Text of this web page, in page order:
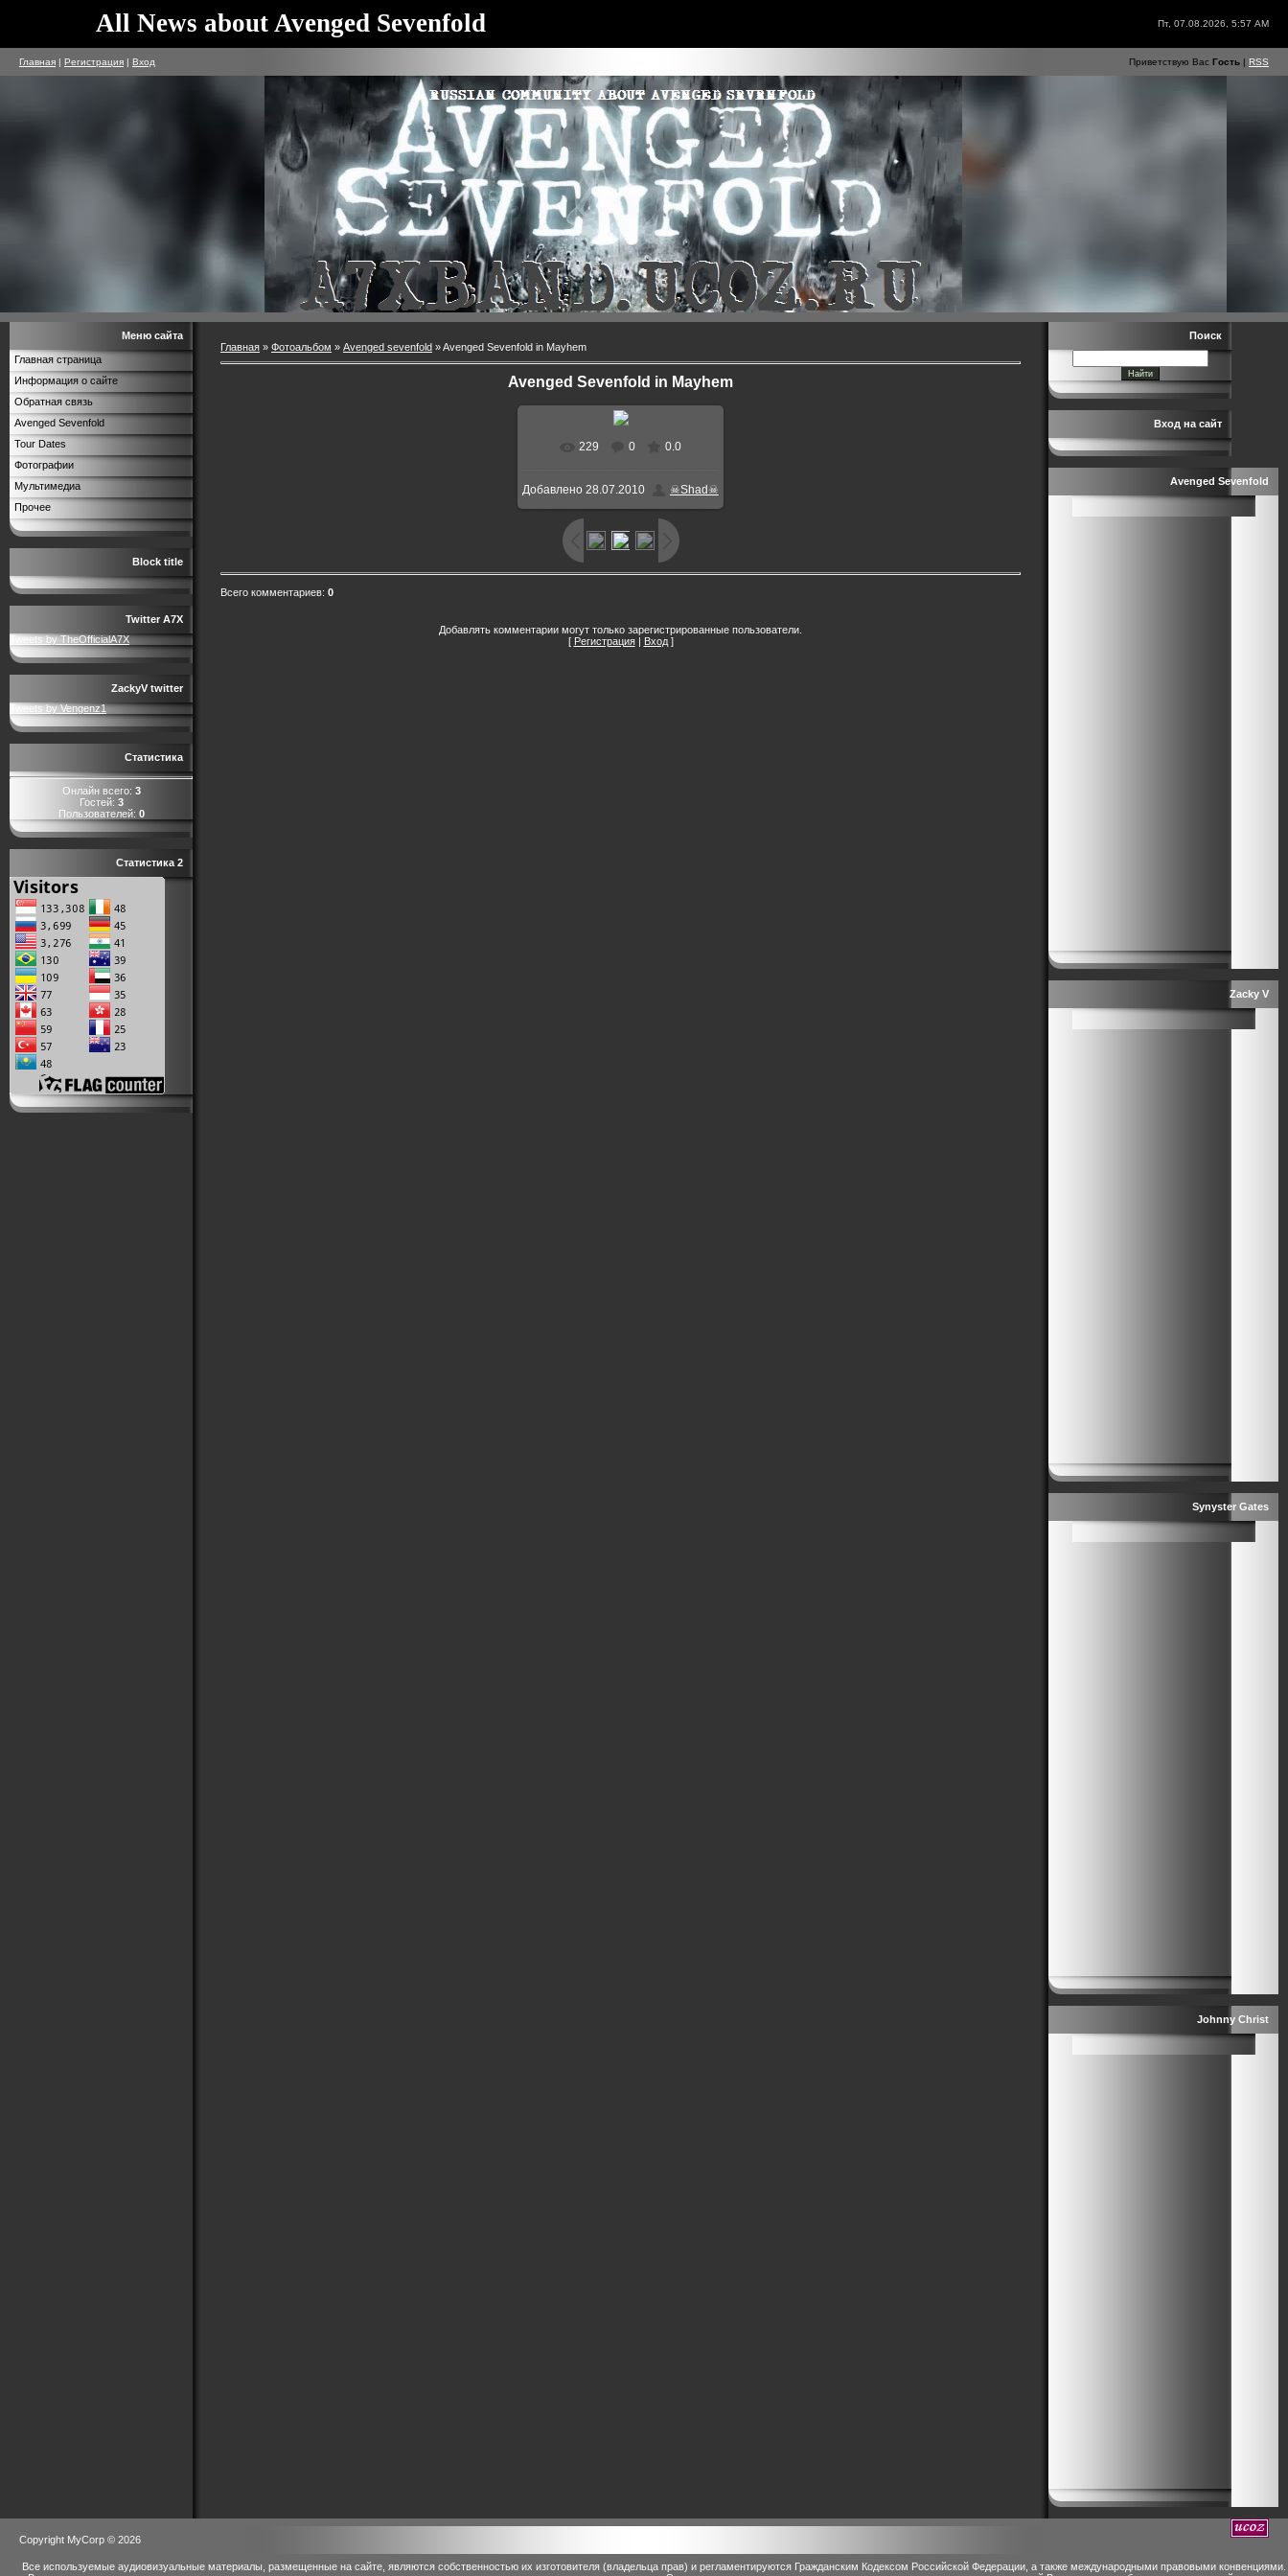
All News about Avenged Sevenfold Пт, 07.08.2026, 5:57 AM
Главная | Регистрация | Вход Приветствую Вас Гость | RSS
Меню сайта
Главная страница
Информация о сайте
Обратная связь
Avenged Sevenfold
Tour Dates
Фотографии
Мультимедиа
Прочее
Block title
Twitter A7X
Tweets by TheOfficialA7X
ZackyV twitter
Tweets by Vengenz1
Статистика
Онлайн всего: 3
Гостей: 3
Пользователей: 0
Статистика 2
Главная » Фотоальбом » Avenged sevenfold » Avenged Sevenfold in Mayhem
Avenged Sevenfold in Mayhem
229 0 0.0
Добавлено 28.07.2010 ☠Shad☠
Всего комментариев: 0
Добавлять комментарии могут только зарегистрированные пользователи.
[ Регистрация| Вход]
Поиск
Вход на сайт
Avenged Sevenfold
Zacky V
Synyster Gates
Johnny Christ
Copyright MyCorp © 2026
Все используемые аудиовизуальные материалы, размещенные на сайте, являются собственностью их изготовителя (владельца прав) и регламентируются Гражданским Кодексом Российской Федерации, а также международными правовыми конвенциями.